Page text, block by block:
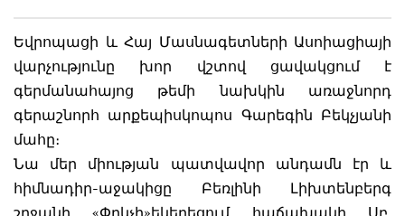
Եվրոպացի և Հայ Մասնագետների Ասոիացիայի
վարչությունը խոր վշտով ցավակցում է
գերմանահայոց թեմի նախկին առաջնորդ
գերաշնորհ արքեպիսկոպոս Գարեգին Բեկչյանի
մահը։
Նա մեր միության պատվավոր անդամն էր և
հիմնադիր-աջակիցը Բեռլինի Լիխտենբերգ